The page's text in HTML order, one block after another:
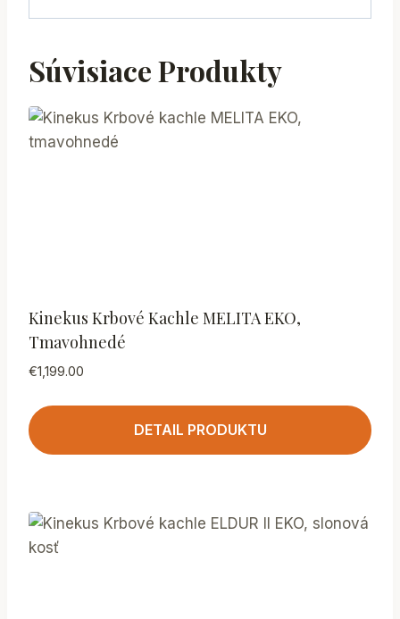
Súvisiace Produkty
Kinekus Krbové Kachle MELITA EKO,
Tmavohnedé
€1,199.00
DETAIL PRODUKTU